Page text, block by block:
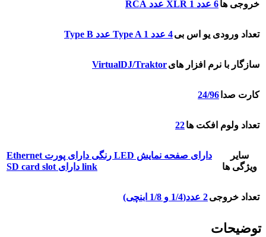
خروجی ها6 عدد XLR 1 عدد RCA
تعداد ورودی یو اس بی4 عدد Type A 1 عدد Type B
سازگار با نرم افزار هایVirtualDJ/Traktor
کارت صدا 24/96
تعداد ولوم افکت ها22
سایر
ویژگی ها
دارای صفحه نمایش LED رنگی دارای پورت Ethernet
link دارای SD card slot
تعداد خروجی2 عدد(1/4 و 1/8 ابنچی)
توضیحات